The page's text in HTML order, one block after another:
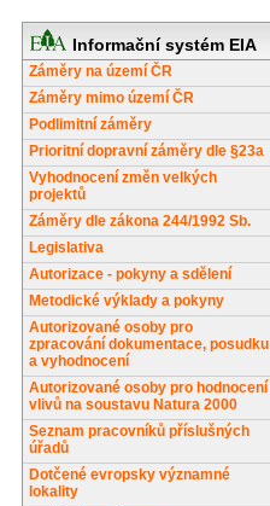
Informační systém EIA
Záměry na území ČR
Záměry mimo území ČR
Podlimitní záměry
Prioritní dopravní záměry dle §23a
Vyhodnocení změn velkých
projektů
Záměry dle zákona 244/1992 Sb.
Legislativa
Autorizace - pokyny a sdělení
Metodické výklady a pokyny
Autorizované osoby pro
zpracování dokumentace, posudku
a vyhodnocení
Autorizované osoby pro hodnocení
vlivů na soustavu Natura 2000
Seznam pracovníků příslušných
úřadů
Dotčené evropsky významné
lokality